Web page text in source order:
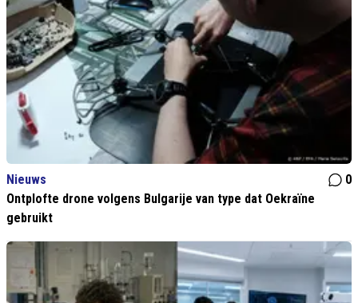
Nieuws
0
Ontplofte drone volgens Bulgarije van type dat Oekraïne
gebruikt